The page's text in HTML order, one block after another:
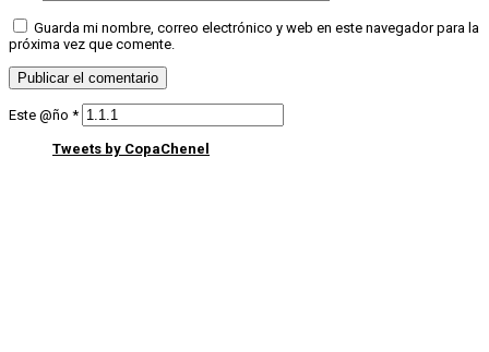
Guarda mi nombre, correo electrónico y web en este navegador para la
próxima vez que comente.
Este @ño *
Tweets by CopaChenel